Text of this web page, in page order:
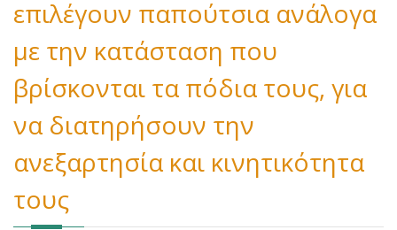
επιλέγουν παπούτσια ανάλογα
με την κατάσταση που
βρίσκονται τα πόδια τους, για
να διατηρήσουν την
ανεξαρτησία και κινητικότητα
τους